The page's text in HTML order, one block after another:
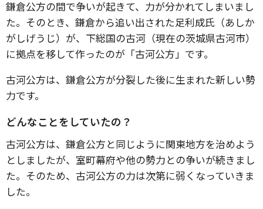
鎌倉公方の間で争いが起きて、力が分かれてしまいまし
た。そのとき、鎌倉から追い出された足利成氏（あしか
がしげうじ）が、下総国の古河（現在の茨城県古河市）
に拠点を移して作ったのが「古河公方」です。
古河公方は、鎌倉公方が分裂した後に生まれた新しい勢
力です。
どんなことをしていたの？
古河公方は、鎌倉公方と同じように関東地方を治めよう
としましたが、室町幕府や他の勢力との争いが続きまし
た。そのため、古河公方の力は次第に弱くなっていきま
した。